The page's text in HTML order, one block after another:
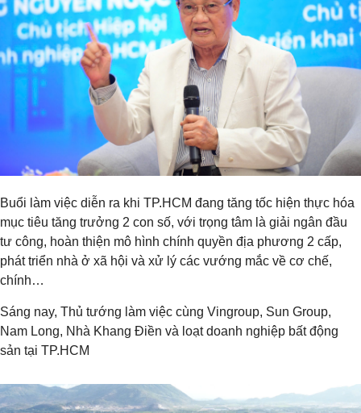
Buổi làm việc diễn ra khi TP.HCM đang tăng tốc hiện thực hóa
mục tiêu tăng trưởng 2 con số, với trọng tâm là giải ngân đầu
tư công, hoàn thiện mô hình chính quyền địa phương 2 cấp,
phát triển nhà ở xã hội và xử lý các vướng mắc về cơ chế,
chính…
Sáng nay, Thủ tướng làm việc cùng Vingroup, Sun Group,
Nam Long, Nhà Khang Điền và loạt doanh nghiệp bất động
sản tại TP.HCM